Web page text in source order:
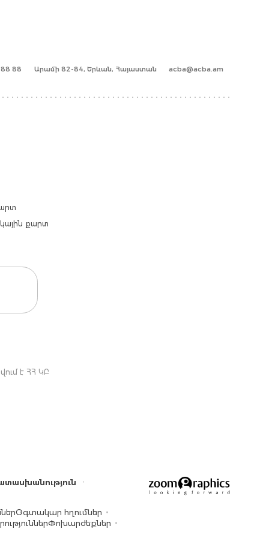
88 88 Արամի 82-84, Երևան, Հայաստան acba@acba.am
քարտ
է ՀՀ ԿԲ
Օգտակար հղումներ
Փոխարժեքներ